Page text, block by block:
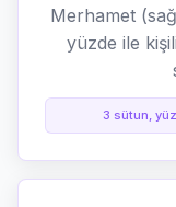
Merhamet
yüzde ile
3 sütun,